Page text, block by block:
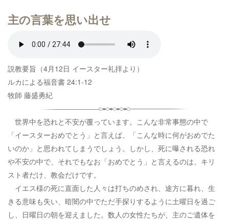
主の言葉を思い出せ
説教要旨（4月12日 イースター礼拝より）
ルカによる福音書 24:1-12
牧師 藤盛勇紀
世界中を恐れと不安が覆っています。こんな非常事態の中で
「イースターおめでとう」と言えば、「こんな時に何がおめでた
いのか」と思われてしまうでしょう。しかし、死に曝される恐れ
や不安の中で、それでもなお「おめでとう」と言えるのは、キリ
スト者だけ、教会だけです。
イエス様の死に直面した人々は打ちのめされ、途方に暮れ、生
きる意味も失い、暗闇の中でただ手探りするように土曜日を過ご
し、日曜日の朝を迎えました。数人の女性たちが、主のご遺体を